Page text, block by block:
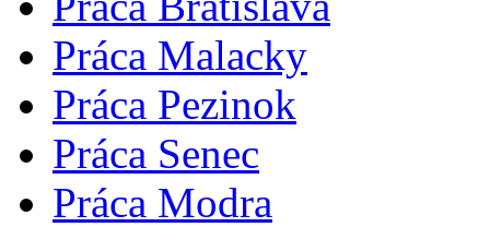
Práca Malacky
Práca Pezinok
Práca Senec
Práca Modra